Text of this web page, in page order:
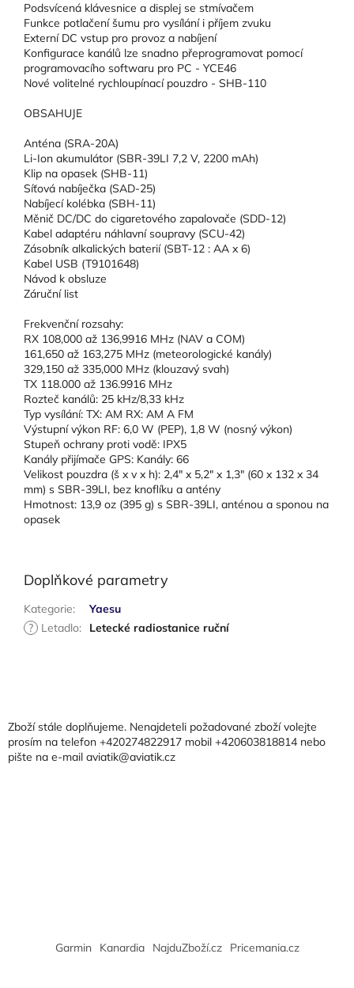
Podsvícená klávesnice a displej se stmívačem
Funkce potlačení šumu pro vysílání i příjem zvuku
Externí DC vstup pro provoz a nabíjení
Konfigurace kanálů lze snadno přeprogramovat pomocí
programovacího softwaru pro PC - YCE46
Nové volitelné rychloupínací pouzdro - SHB-110
OBSAHUJE
Anténa (SRA-20A)
Li-Ion akumulátor (SBR-39LI 7,2 V, 2200 mAh)
Klip na opasek (SHB-11)
Síťová nabíječka (SAD-25)
Nabíjecí kolébka (SBH-11)
Měnič DC/DC do cigaretového zapalovače (SDD-12)
Kabel adaptéru náhlavní soupravy (SCU-42)
Zásobník alkalických baterií (SBT-12 : AA x 6)
Kabel USB (T9101648)
Návod k obsluze
Záruční list
Frekvenční rozsahy:
RX 108,000 až 136,9916 MHz (NAV a COM)
161,650 až 163,275 MHz (meteorologické kanály)
329,150 až 335,000 MHz (klouzavý svah)
TX 118.000 až 136.9916 MHz
Rozteč kanálů: 25 kHz/8,33 kHz
Typ vysílání: TX: AM RX: AM A FM
Výstupní výkon RF: 6,0 W (PEP), 1,8 W (nosný výkon)
Stupeň ochrany proti vodě: IPX5
Kanály přijímače GPS: Kanály: 66
Velikost pouzdra (š x v x h): 2,4" x 5,2" x 1,3" (60 x 132 x 34
mm) s SBR-39LI, bez knoflíku a antény
Hmotnost: 13,9 oz (395 g) s SBR-39LI, anténou a sponou na
opasek
Doplňkové parametry
Kategorie:
Yaesu
?
Letadlo: Letecké radiostanice ruční
aZboží stále doplňujeme. Nenajdeteli požadované zboží volejte
prosím na telefon +420274822917 mobil +420603818814 nebo
pište na e-mail aviatik@aviatik.cz
Garmin Kanardia NajduZboží.cz Pricemania.cz